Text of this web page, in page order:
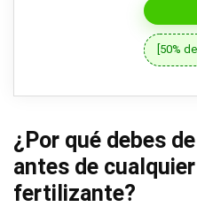
[50%
¿Por qué debes
antes de
fertilizante?